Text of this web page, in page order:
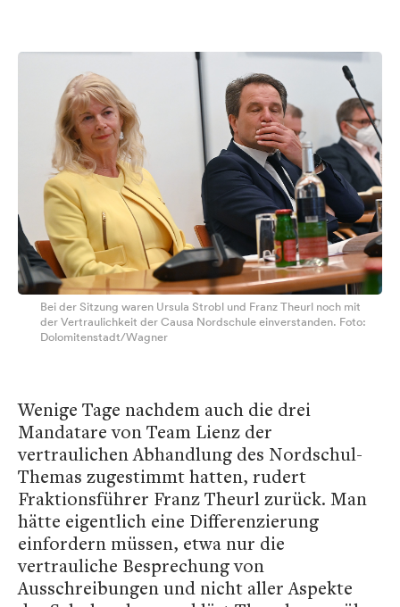
Bei der Sitzung waren Ursula Strobl und Franz Theurl noch mit
der Vertraulichkeit der Causa Nordschule einverstanden. Foto:
Dolomitenstadt/Wagner
Wenige Tage nachdem auch die drei
Mandatare von Team Lienz der
vertraulichen Abhandlung des Nordschul-
Themas zugestimmt hatten, rudert
Fraktionsführer Franz Theurl zurück. Man
hätte eigentlich eine Differenzierung
einfordern müssen, etwa nur die
vertrauliche Besprechung von
Ausschreibungen und nicht aller Aspekte